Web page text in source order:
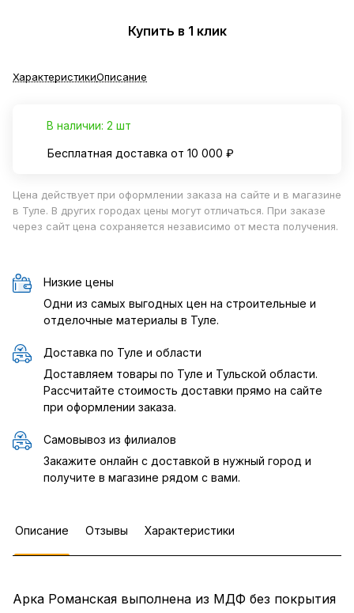
Купить в 1 клик
ХарактеристикиОписание
В наличии: 2 шт
Бесплатная доставка от 10 000 ₽
Цена действует при оформлении заказа на сайте и в магазине
в Туле. В других городах цены могут отличаться. При заказе
через сайт цена сохраняется независимо от места получения.
Низкие цены
Одни из самых выгодных цен на строительные и
отделочные материалы в Туле.
Доставка по Туле и области
Доставляем товары по Туле и Тульской области.
Рассчитайте стоимость доставки прямо на сайте
при оформлении заказа.
Самовывоз из филиалов
Закажите онлайн с доставкой в нужный город и
получите в магазине рядом с вами.
Описание Отзывы Характеристики
Арка Романская выполнена из МДФ без покрытия